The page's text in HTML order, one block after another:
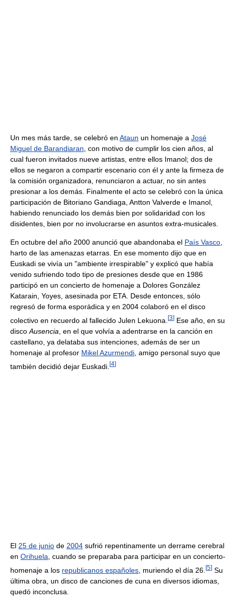
Un mes más tarde, se celebró en Ataun un homenaje a José
Miguel de Barandiaran , con motivo de cumplir los cien años, al
cual fueron invitados nueve artistas, entre ellos Imanol; dos de
ellos se negaron a compartir escenario con él y ante la firmeza de
la comisión organizadora, renunciaron a actuar, no sin antes
presionar a los demás. Finalmente el acto se celebró con la única
participación de Bitoriano Gandiaga, Antton Valverde e Imanol,
habiendo renunciado los demás bien por solidaridad con los
disidentes, bien por no involucrarse en asuntos extra-musicales.
En octubre del año 2000 anunció que abandonaba el País Vasco
harto de las amenazas etarras. En ese momento dijo que en
Euskadi se vivía un "ambiente irrespirable" y explicó que había
venido sufriendo todo tipo de presiones desde que en 1986
participó en un concierto de homenaje a Dolores González
Katarain, Yoyes, asesinada por ETA. Desde entonces, sólo
regresó de forma esporádica y en 2004 colaboró en el disco
colectivo en recuerdo al fallecido Julen Lekuona. [3] Ese año, en su
disco Ausencia , en el que volvía a adentrarse en la canción en
castellano, ya delataba sus intenciones, además de ser un
homenaje al profesor Mikel Azurmendi , amigo personal suyo que
también decidió dejar Euskadi. [4]
El 25 de junio de 2004 sufrió repentinamente un derrame cerebral
en Orihuela, cuando se preparaba para participar en un concierto-
homenaje a los republicanos españoles , muriendo el día 26. [5] Su
última obra, un disco de canciones de cuna en diversos idiomas,
quedó inconclusa.